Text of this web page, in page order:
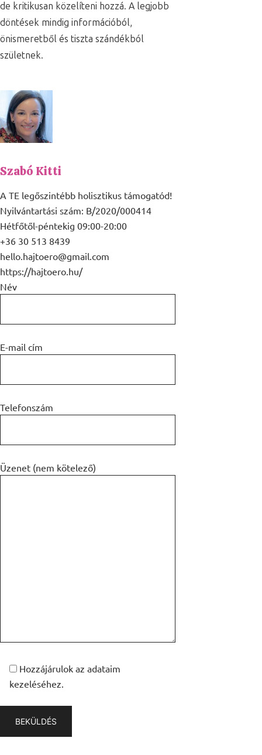
de kritikusan közelíteni hozzá. A legjobb
döntések mindig információból,
önismeretből és tiszta szándékból
születnek.
Szabó Kitti
A TE legőszintébb holisztikus támogatód!
Nyilvántartási szám: B/2020/000414
Hétfőtől-péntekig 09:00-20:00
+36 30 513 8439
hello.hajtoero@gmail.com
https://hajtoero.hu/
Név
E-mail cím
Telefonszám
Üzenet (nem kötelező)
Hozzájárulok az adataim
kezeléséhez.